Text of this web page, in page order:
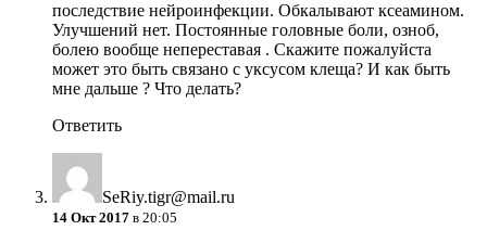
последствие нейроинфекции. Обкалывают ксеамином.
Улучшений нет. Постоянные головные боли, озноб,
болею вообще непереставая . Скажите пожалуйста
может это быть связано с уксусом клеща? И как быть
мне дальше ? Что делать?
Ответить
SeRiy.tigr@mail.ru
14 Окт 2017 в 20:05